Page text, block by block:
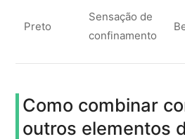
Preto
Sensação de
confinamento
Como combinar
outros elementos